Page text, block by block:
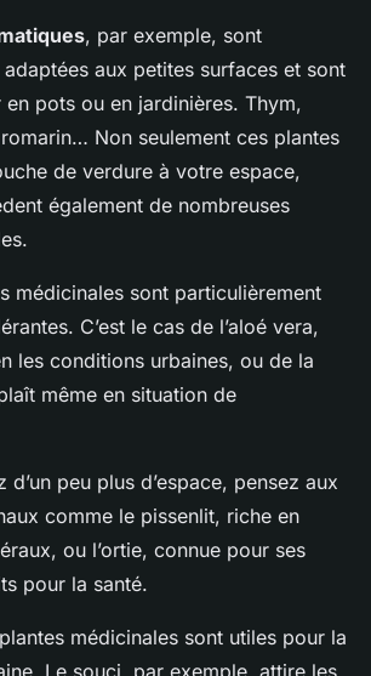
, par exemple, sont
aux petites surfaces et sont
pots ou en jardinières. Thym,
Non seulement ces plantes
de verdure à votre espace,
également de nombreuses
médicinales sont particulièrement
C’est le cas de l’aloé vera,
les conditions urbaines, ou de la
même en situation de
d’un peu plus d’espace, pensez aux
comme le pissenlit, riche en
ou l’ortie, connue pour ses
pour la santé.
médicinales sont utiles pour la